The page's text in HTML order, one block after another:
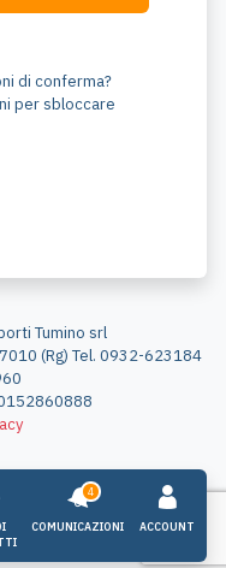
di conferma?
per sbloccare
Tumino srl
(Rg) Tel. 0932-623184
4
COMUNICAZIONI ACCOUNT